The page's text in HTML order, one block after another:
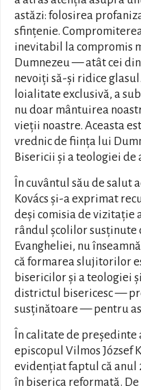
astăzi: folosirea
sfințenie.
inevitabil la compromis
Dumnezeu — atât cei
nevoiți să-și ridice
loialitate exclusivă, a
nu doar mântuirea
vieții noastre. Aceasta
vrednic de ființa lui
Bisericii și a teologiei de
În cuvântul său de salut
Kovács și-a exprimat
deși comisia de vizitație
rândul școlilor
Evangheliei, nu
că formarea slujitorilor
bisericilor și a teologiei
districtul bisericesc —
susținătoare — pentru
În calitate de
episcopul Vilmos József
evidențiat faptul că anul
în biserica reformată.